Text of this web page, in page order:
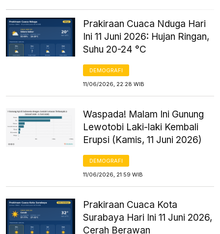
Prakiraan Cuaca Nduga Hari
Ini 11 Juni 2026: Hujan Ringan,
Suhu 20-24 °C
DEMOGRAFI
11/06/2026, 22:28 WIB
Waspada! Malam Ini Gunung
Lewotobi Laki-laki Kembali
Erupsi (Kamis, 11 Juni 2026)
DEMOGRAFI
11/06/2026, 21:59 WIB
Prakiraan Cuaca Kota
Surabaya Hari Ini 11 Juni 2026,
Cerah Berawan